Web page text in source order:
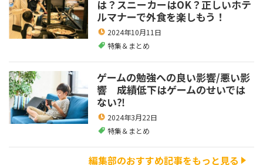
は？スニーカーはOK？正しいホテ
ルマナーで外食を楽しもう！
2024年10月11日
特集＆まとめ
ゲームの勉強への良い影響/悪い影
響 成績低下はゲームのせいでは
ない⁈
2024年3月22日
特集＆まとめ
編集部のおすすめ記事をもっと見る